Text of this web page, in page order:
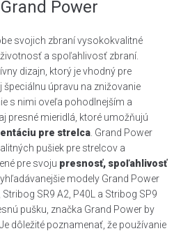
Power
svojich zbraní vysokokvalitné
a spoľahlivosť zbraní.
dizajn, ktorý je vhodný pre
špeciálnu úpravu na znižovanie
s nimi oveľa pohodlnejším a
presné mieridlá, ktoré umožňujú
pre strelca . Grand Power
pušiek pre strelcov a
pre svoju presnosť, spoľahlivosť
modely Grand Power
SR9 A2, P40L a Stribog SP9
pušku, značka Grand Power by
dôležité poznamenať, že používanie